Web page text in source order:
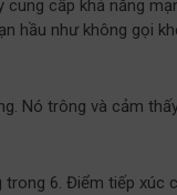
cấp khả năng
hầu như không gọi
Nó trông và cảm
6. Điểm tiếp xúc